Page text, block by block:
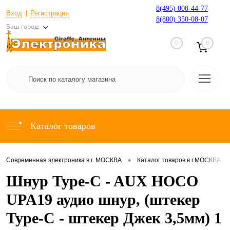
Вход Регистрация
Ваш город:
8(495) 008-44-77
8(800) 350-08-07
0 0
Каталог товаров
Современная электроника в г. МОСКВА • Каталог товаров в г.МОСКВА
Шнур Type-C - AUX HOCO
UPA19 аудио шнур, (штекер
Type-C - штекер Джек 3,5мм) 1